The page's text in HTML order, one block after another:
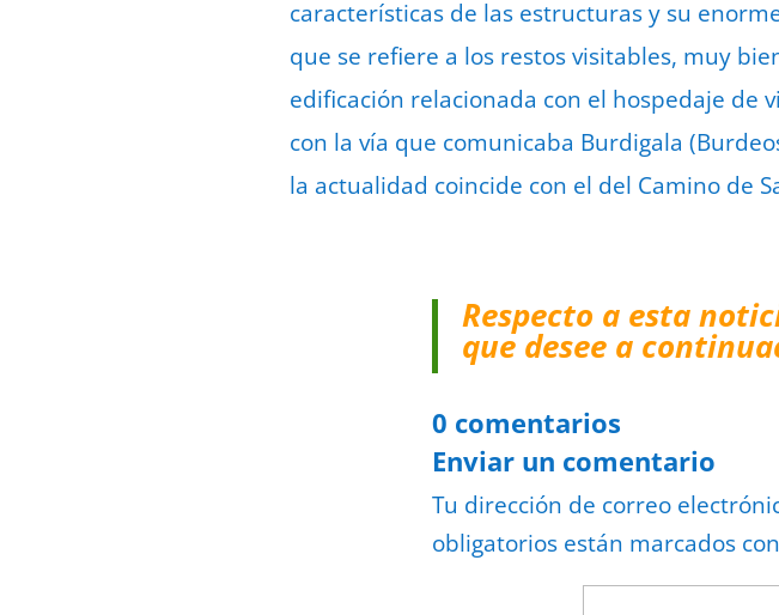
características de las estructuras y su
que se refiere a los restos visitables, muy
edificación relacionada con el hospedaje de
con la vía que comunicaba Burdigala
la actualidad coincide con el del Camino de
Respecto a esta
que desee a
0 comentarios
Enviar un comentario
Tu dirección de correo
obligatorios están marcados con